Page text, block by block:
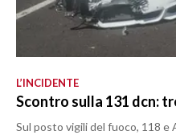
L’INCIDENTE
Scontro sulla 131 dcn:
Sul posto vigili del fuoco, 118 e